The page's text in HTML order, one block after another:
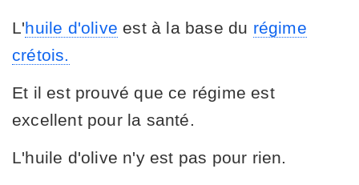
L'huile d'olive est à la base du régime
crétois.
Et il est prouvé que ce régime est
excellent pour la santé.
L'huile d'olive n'y est pas pour rien.